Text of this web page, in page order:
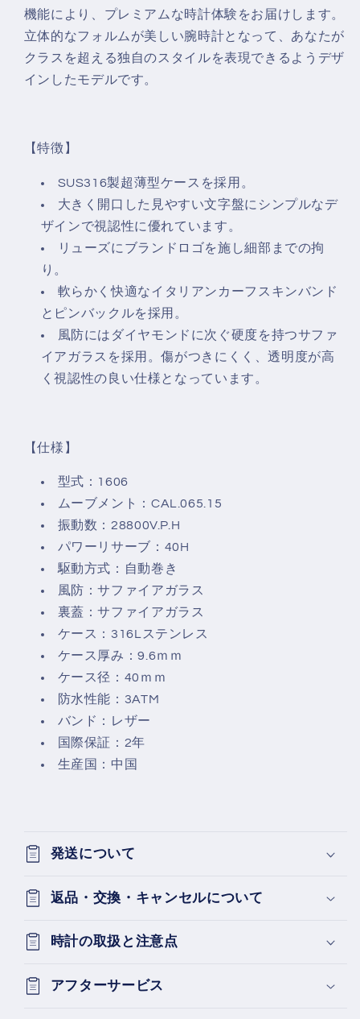
機能により、プレミアムな時計体験をお届けします。
立体的なフォルムが美しい腕時計となって、あなたが
クラスを超える独自のスタイルを表現できるようデザ
インしたモデルです。
【特徴】
SUS316製超薄型ケースを採用。
大きく開口した見やすい文字盤にシンプルなデ
ザインで視認性に優れています。
リューズにブランドロゴを施し細部までの拘
り。
軟らかく快適なイタリアンカーフスキンバンド
とピンバックルを採用。
風防にはダイヤモンドに次ぐ硬度を持つサファ
イアガラスを採用。傷がつきにくく、透明度が高
く視認性の良い仕様となっています。
【仕様】
型式：1606
ムーブメント：CAL.065.15
振動数：28800V.P.H
パワーリサーブ：40H
駆動方式：自動巻き
風防：サファイアガラス
裏蓋：サファイアガラス
ケース：316Lステンレス
ケース厚み：9.6ｍｍ
ケース径：40ｍｍ
防水性能：3ATM
バンド：レザー
国際保証：2年
生産国：中国
発送について
返品・交換・キャンセルについて
時計の取扱と注意点
アフターサービス